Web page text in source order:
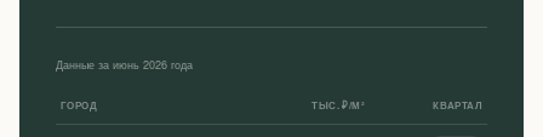
Данные за июнь 2026 года
ГОРОД ТЫС. ₽/М² КВАРТАЛ